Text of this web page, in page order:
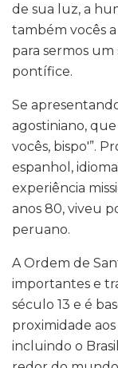
de sua luz, a
também vocês
para sermos
pontífice.
Se
agostiniano, que
vocês, bispo'”.
espanhol,
experiência
anos 80, viveu
peruano.
A Ordem de
importantes e
século 13 e é
proximidade
incluindo o